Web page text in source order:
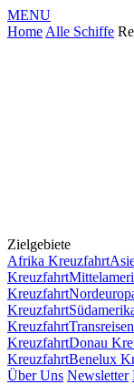
MENU
Home Alle Schiffe
Zielgebiete
Afrika Kreuzfahrt
Kreuzfahrt
Kreuzfahrt
Kreuzfahrt
KreuzfahrtTransreisen
KreuzfahrtDonau
KreuzfahrtBenelux
Über Uns Newsletter